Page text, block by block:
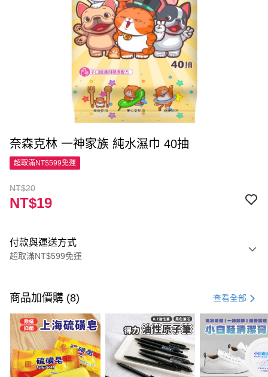
奈森克林 一神家族 純水濕巾 40抽
超取滿NT$599免運
NT$20
NT$19
付款與運送方式
超取滿NT$599免運
信用卡一次付款
超商取貨付款
LINE Pay
Apple Pay
商品加價購 (8) 查看全部